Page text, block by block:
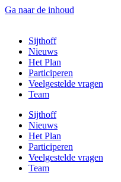
Ga naar de inhoud
Sijthoff
Nieuws
Het Plan
Participeren
Veelgestelde vragen
Team
Sijthoff
Nieuws
Het Plan
Participeren
Veelgestelde vragen
Team